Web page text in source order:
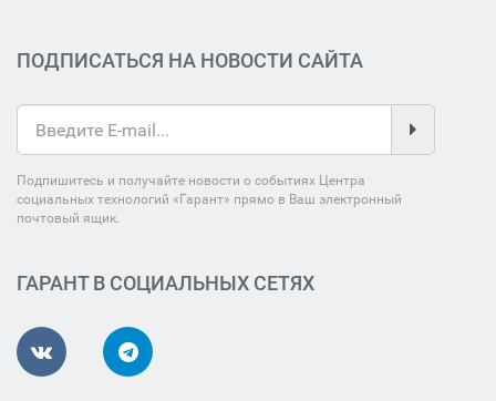
ПОДПИСАТЬСЯ НА НОВОСТИ САЙТА
Подпишитесь и получайте новости о событиях Центра
социальных технологий «Гарант» прямо в Ваш электронный
почтовый ящик.
ГАРАНТ В СОЦИАЛЬНЫХ СЕТЯХ